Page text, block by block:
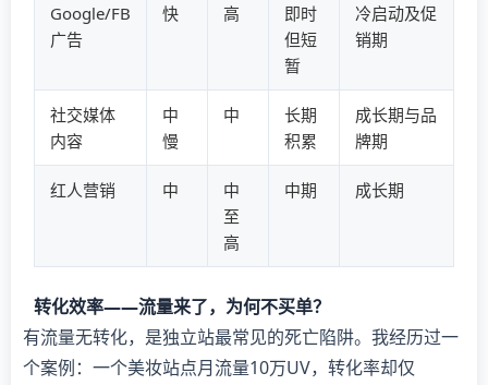
Google/FB
广告
快 高
即时
但短
暂
冷启动及促
销期
社交媒体
内容
中
慢
中
长期
积累
成长期与品
牌期
红人营销 中
中
至
高
中期 成长期
转化效率——流量来了，为何不买单？
有流量无转化，是独立站最常见的死亡陷阱。我经历过一
个案例：一个美妆站点月流量10万UV，转化率却仅